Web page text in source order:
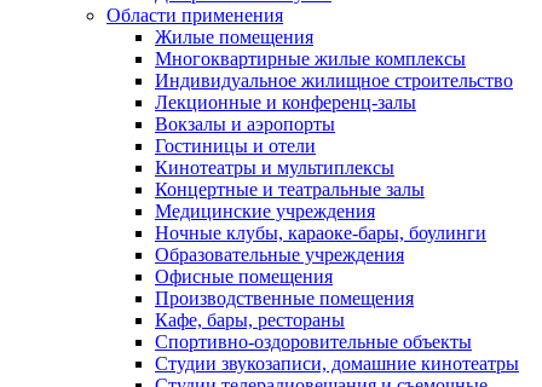
Области применения
Жилые помещения
Многоквартирные жилые комплексы
Индивидуальное жилищное строительство
Лекционные и конференц-залы
Вокзалы и аэропорты
Гостиницы и отели
Кинотеатры и мультиплексы
Концертные и театральные залы
Медицинские учреждения
Ночные клубы, караоке-бары, боулинги
Образовательные учреждения
Офисные помещения
Производственные помещения
Кафе, бары, рестораны
Спортивно-оздоровительные объекты
Студии звукозаписи, домашние кинотеатры